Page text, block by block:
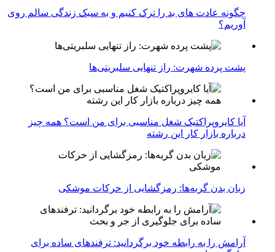
چگونه عادت‌ های بد را ترک کنیم و به سبک زندگی سالم روی
آوریم؟
پشت پرده شهرت: راز تنهایی سلبریتی‌ها
آیا کایروپراکتیک شغل مناسبی برای من است؟ همه چیز
درباره بازار کار این رشته
زبان بدن گربه‌ها: رمزگشایی از حرکات موشکی
آرامش را به رابطه خود برگردانید: ترفندهای ساده برای